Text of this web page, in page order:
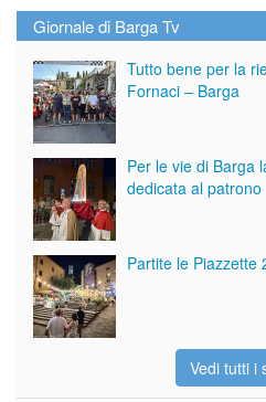
Giornale di Barga Tv
Tutto bene per la
Fornaci – Barga
Per le vie di Barga
dedicata al patrono
Partite le Piazzette
Vedi tutti i